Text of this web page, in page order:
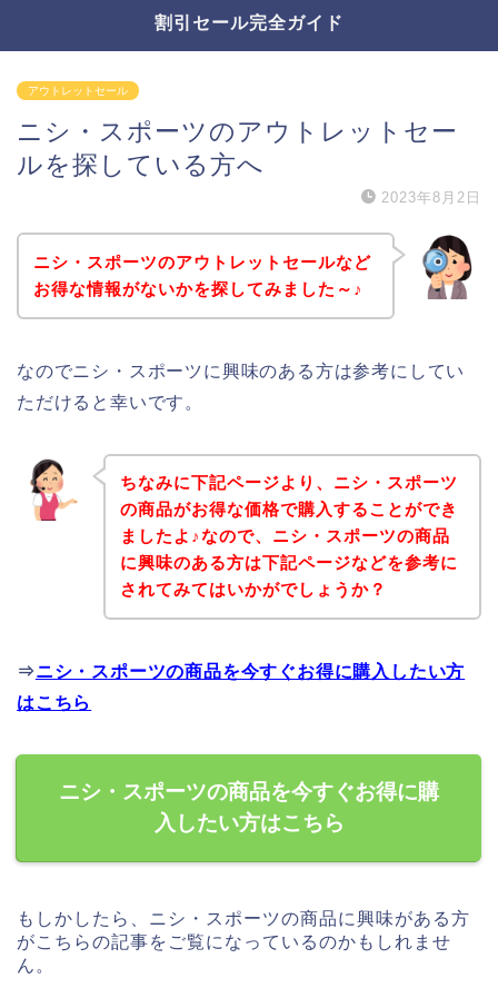
割引セール完全ガイド
アウトレットセール
ニシ・スポーツのアウトレットセー
ルを探している方へ
2023年8月2日
ニシ・スポーツのアウトレットセールなど
お得な情報がないかを探してみました～♪
なのでニシ・スポーツに興味のある方は参考にしてい
ただけると幸いです。
ちなみに下記ページより、ニシ・スポーツ
の商品がお得な価格で購入することができ
ましたよ♪なので、ニシ・スポーツの商品
に興味のある方は下記ページなどを参考に
されてみてはいかがでしょうか？
⇒ニシ・スポーツの商品を今すぐお得に購入したい方
はこちら
ニシ・スポーツの商品を今すぐお得に購
入したい方はこちら
もしかしたら、ニシ・スポーツの商品に興味がある方
がこちらの記事をご覧になっているのかもしれませ
ん。